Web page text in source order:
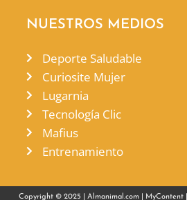
NUESTROS MEDIOS
Deporte Saludable
Curiosite Mujer
Lugarnia
Tecnología Clic
Mafius
Entrenamiento
Copyright © 2025 | Almanimal.com| MyContent|